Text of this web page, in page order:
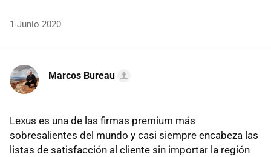
1 Junio 2020
Marcos Bureau
Lexus es una de las firmas premium más
sobresalientes del mundo y casi siempre encabeza las
listas de satisfacción al cliente sin importar la región